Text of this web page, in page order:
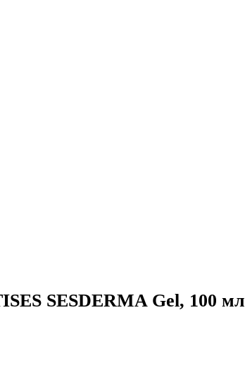
SESDERMA Gel, 100 мл